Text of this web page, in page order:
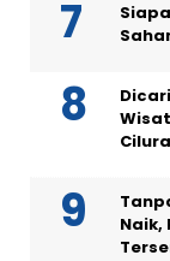
Naik,